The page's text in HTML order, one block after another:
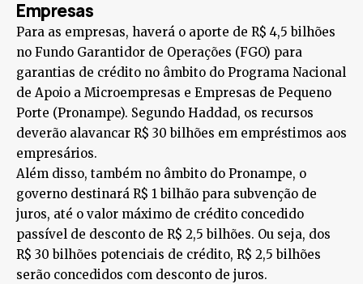
Empresas
Para as empresas, haverá o aporte de R$ 4,5 bilhões
no Fundo Garantidor de Operações (FGO) para
garantias de crédito no âmbito do Programa Nacional
de Apoio a Microempresas e Empresas de Pequeno
Porte (Pronampe). Segundo Haddad, os recursos
deverão alavancar R$ 30 bilhões em empréstimos aos
empresários.
Além disso, também no âmbito do Pronampe, o
governo destinará R$ 1 bilhão para subvenção de
juros, até o valor máximo de crédito concedido
passível de desconto de R$ 2,5 bilhões. Ou seja, dos
R$ 30 bilhões potenciais de crédito, R$ 2,5 bilhões
serão concedidos com desconto de juros.